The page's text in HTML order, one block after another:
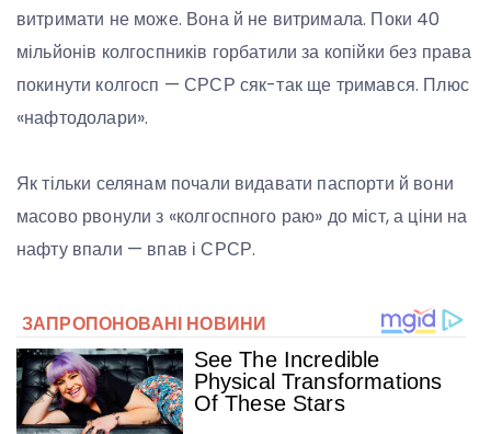
витримати не може. Вона й не витримала. Поки 40
мільйонів колгоспників горбатили за копійки без права
покинути колгосп — СРСР сяк-так ще тримався. Плюс
«нафтодолари».
Як тільки селянам почали видавати паспорти й вони
масово рвонули з «колгоспного раю» до міст, а ціни на
нафту впали — впав і СРСР.